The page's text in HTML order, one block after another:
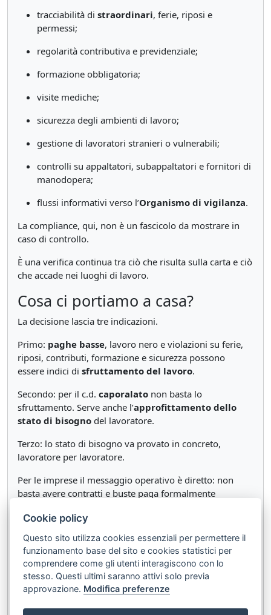
tracciabilità di straordinari, ferie, riposi e
permessi;
regolarità contributiva e previdenziale;
formazione obbligatoria;
visite mediche;
sicurezza degli ambienti di lavoro;
gestione di lavoratori stranieri o vulnerabili;
controlli su appaltatori, subappaltatori e fornitori di
manodopera;
flussi informativi verso l’Organismo di vigilanza.
La compliance, qui, non è un fascicolo da mostrare in
caso di controllo.
È una verifica continua tra ciò che risulta sulla carta e ciò
che accade nei luoghi di lavoro.
Cosa ci portiamo a casa?
La decisione lascia tre indicazioni.
Primo: paghe basse, lavoro nero e violazioni su ferie,
riposi, contributi, formazione e sicurezza possono
essere indici di sfruttamento del lavoro.
Secondo: per il c.d. caporalato non basta lo
sfruttamento. Serve anche l’approfittamento dello
stato di bisogno del lavoratore.
Terzo: lo stato di bisogno va provato in concreto,
lavoratore per lavoratore.
Per le imprese il messaggio operativo è diretto: non
basta avere contratti e buste paga formalmente
la stessa storia.
Documenti correlati:
Testo integrale diCorte di Cassazione, sez. IV
Penale, Sentenza n.20151 del 27/02/2026 (dep.
Cookie policy
Questo sito utilizza cookies essenziali per permettere il
funzionamento base del sito e cookies statistici per
comprendere come gli utenti interagiscono con lo
stesso. Questi ultimi saranno attivi solo previa
approvazione. Modifica preferenze